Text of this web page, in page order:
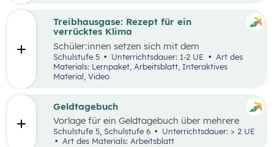
Treibhausgase: Rezept für ein
verrücktes Klima
Schüler:innen setzen sich mit dem
menschengemachten und natürlichen
Treibhauseffekt sowie daraus resultierenden
Folgen in unterschiedlichen Lebens- und
Wirtschaftsbereichen auseinander. Außerdem
Umwelt-Beziehung
Kopfstand-Brainstorming individuelle und
kollektive Handlungsoptionen zur
Klimawandelanpassung.
Schulstufe 5 Unterrichtsdauer: 1-2 UE
Materials: Lernpaket, Arbeitsblatt, Interaktives
Material, Video
Geldtagebuch
Vorlage für ein Geldtagebuch über mehrere
Wochen im Excel Format
Schulstufe 5, Schulstufe 6
Unterrichtsdauer: > 2 UE
Art des Materials: Arbeitsblatt